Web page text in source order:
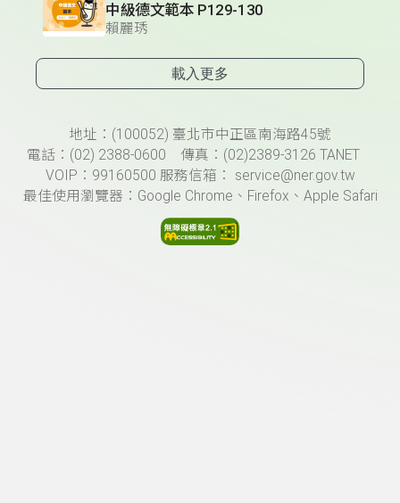
中級德文範本 P129-130
賴麗琇
載入更多
頁尾資訊地址：(100052) 臺北市中正區南海路45號
電話：(02) 2388-0600 傳真：(02)2389-3126 TANET
VOIP：99160500 服務信箱： service@ner.gov.tw
最佳使用瀏覽器：Google Chrome、Firefox、Apple Safari